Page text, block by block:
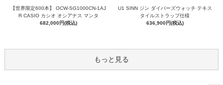
【世界限定600本】 OCW-SG1000CN-1AJ
R CASIO カシオ オシアナス マンタ
682,000円(税込)
U1 SINN ジン ダイバーズウォッチ テキス
タイルストラップ仕様
636,900円(税込)
もっと見る